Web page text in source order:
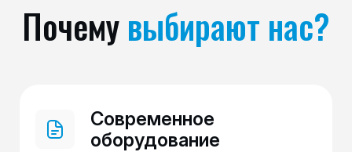
Почемувыбирают нас?
Современное
оборудование